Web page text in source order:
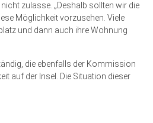
zulasse. „Deshalb sollten wir die
Möglichkeit vorzusehen. Viele
und dann auch ihre Wohnung
die ebenfalls der Kommission
auf der Insel. Die Situation dieser